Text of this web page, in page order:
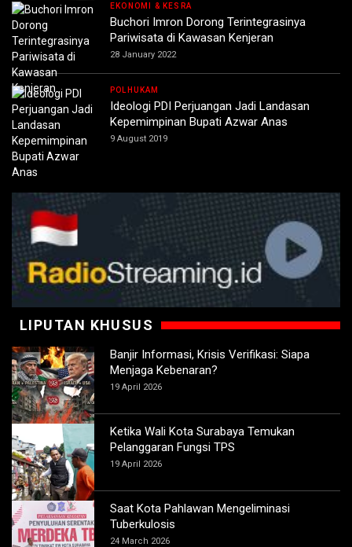
EKONOMI & KESRA
Buchori Imron Dorong Terintegrasinya
Pariwisata di Kawasan Kenjeran
28 January 2022
POLHUKAM
Ideologi PDI Perjuangan Jadi Landasan
Kepemimpinan Bupati Azwar Anas
9 August 2019
LIPUTAN KHUSUS
Banjir Informasi, Krisis Verifikasi: Siapa
Menjaga Kebenaran?
19 April 2026
Ketika Wali Kota Surabaya Temukan
Pelanggaran Fungsi TPS
19 April 2026
Saat Kota Pahlawan Mengeliminasi
Tuberkulosis
24 March 2026